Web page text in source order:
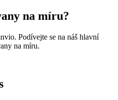
na míru?
Podívejte se na náš hlavní
na míru.